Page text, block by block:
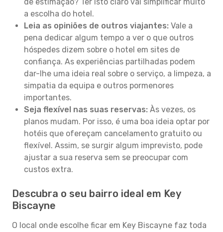
a escolha do hotel.
Leia as opiniões de outros viajantes: Vale a
pena dedicar algum tempo a ver o que outros
hóspedes dizem sobre o hotel em sites de
confiança. As experiências partilhadas podem
dar-lhe uma ideia real sobre o serviço, a limpeza, a
simpatia da equipa e outros pormenores
importantes.
Seja flexível nas suas reservas: Às vezes, os
planos mudam. Por isso, é uma boa ideia optar por
hotéis que ofereçam cancelamento gratuito ou
flexível. Assim, se surgir algum imprevisto, pode
ajustar a sua reserva sem se preocupar com
custos extra.
Descubra o seu bairro ideal em Key
Biscayne
O local onde escolhe ficar em Key Biscayne faz toda